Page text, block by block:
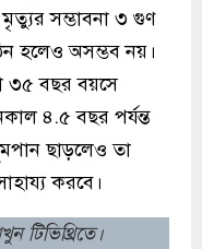
সম্ভাবনা ৩ গুণ
হলেও অসম্ভব নয়।
৩৫ বছর বয়সে
৪.৫ বছর পর্যন্ত
ছাড়লেও তা
করবে।
টিভিথ্রিতে।